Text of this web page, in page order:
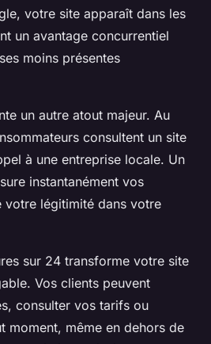
votre site apparaît dans les
un avantage concurrentiel
moins présentes
un autre atout majeur. Au
consultent un site
à une entreprise locale. Un
instantanément vos
légitimité dans votre
sur 24 transforme votre site
Vos clients peuvent
consulter vos tarifs ou
moment, même en dehors de